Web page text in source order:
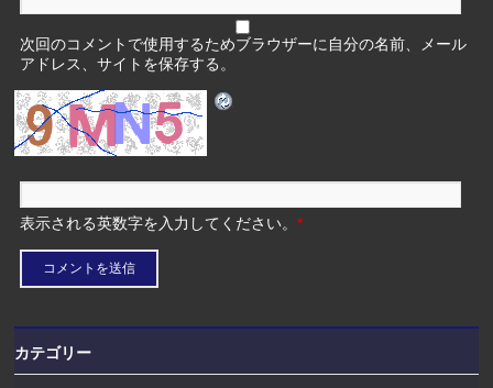
次回のコメントで使用するためブラウザーに自分の名前、メール
アドレス、サイトを保存する。
表示される英数字を入力してください。*
カテゴリー